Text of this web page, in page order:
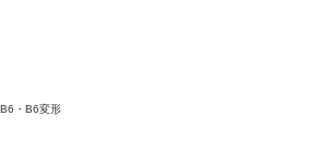
B6・B6変形